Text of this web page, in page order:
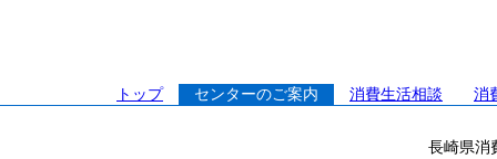
トップ センターのご案内 消費生活相談 消
長崎県消